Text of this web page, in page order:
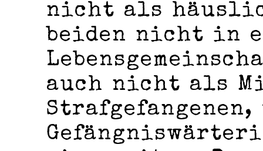
nicht als
beiden nicht in
auch nicht als